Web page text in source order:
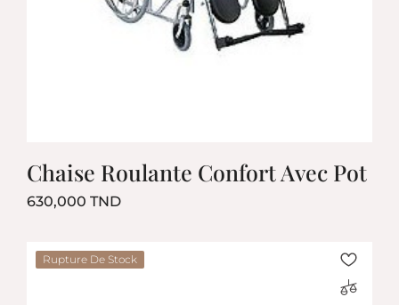
Chaise Roulante Confort Avec Pot
630,000 TNDPrix
Rupture De Stock